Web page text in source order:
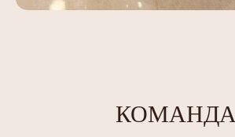
КОМАНДА